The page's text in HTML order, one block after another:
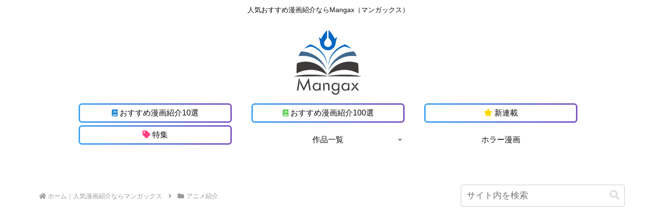
人気おすすめ漫画紹介ならMangax（マンガックス）
おすすめ漫画紹介10選 おすすめ漫画紹介100選 新連載
特集
作品一覧 ホラー漫画
ホーム アニメ紹介